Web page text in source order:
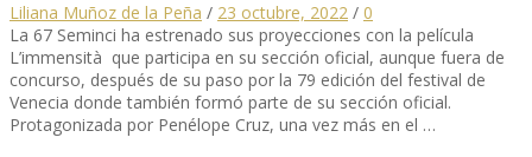
Liliana Muñoz de la Peña / 23 octubre, 2022 / 0
La 67 Seminci ha estrenado sus proyecciones con la película
L’immensità que participa en su sección oficial, aunque fuera de
concurso, después de su paso por la 79 edición del festival de
Venecia donde también formó parte de su sección oficial.
Protagonizada por Penélope Cruz, una vez más en el …